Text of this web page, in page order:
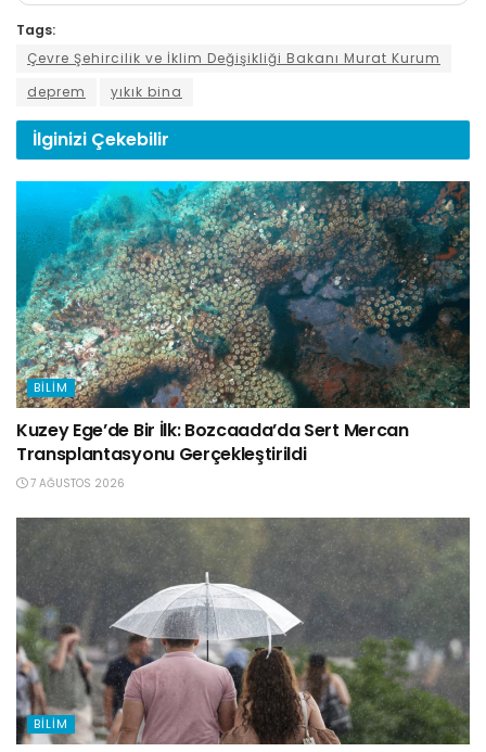
Tags:
Çevre Şehircilik ve İklim Değişikliği Bakanı Murat Kurum
deprem
yıkık bina
İlginizi Çekebilir
BILIM
Kuzey Ege’de Bir İlk: Bozcaada’da Sert Mercan
Transplantasyonu Gerçekleştirildi
7 AĞUSTOS 2026
BILIM